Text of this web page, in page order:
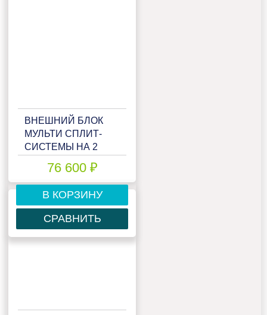
ВНЕШНИЙ БЛОК
МУЛЬТИ СПЛИТ-
СИСТЕМЫ НА 2
FREE MATCH
2U40S2SM1FA
76 600 ₽
В КОРЗИНУ
СРАВНИТЬ